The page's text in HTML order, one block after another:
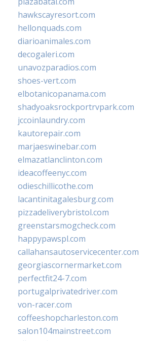
hawkscayresort.com
hellonquads.com
diarioanimales.com
decogaleri.com
unavozparadios.com
shoes-vert.com
elbotanicopanama.com
shadyoaksrockportrvpark.com
jccoinlaundry.com
kautorepair.com
marjaeswinebar.com
elmazatlanclinton.com
ideacoffeenyc.com
odieschillicothe.com
lacantinitagalesburg.com
pizzadeliverybristol.com
greenstarsmogcheck.com
happypawspl.com
callahansautoservicecenter.com
georgiascornermarket.com
perfectfit24-7.com
portugalprivatedriver.com
von-racer.com
coffeeshopcharleston.com
salon104mainstreet.com